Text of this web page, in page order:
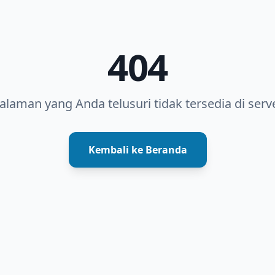
404
yang Anda telusuri tidak tersedia di
Kembali ke Beranda